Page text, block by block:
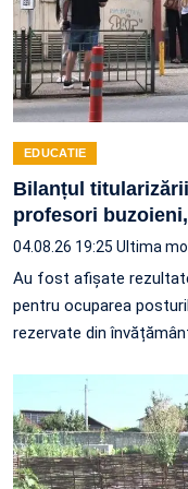
EDUCATIE
Bilanțul
profesori
04.08.26 19:25 Ultima
Au fost afișate
pentru ocuparea
rezervate din